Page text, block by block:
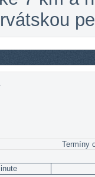
Termíny